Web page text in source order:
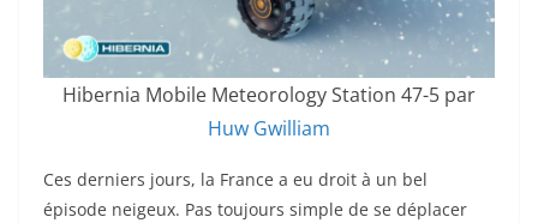
Hibernia Mobile Meteorology Station 47-5 par
Huw Gwilliam
Ces derniers jours, la France a eu droit à un bel
épisode neigeux. Pas toujours simple de se déplacer